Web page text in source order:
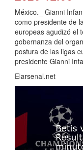
México._ Gianni
como presidente de
europeas agudizó el
gobernanza del
postura de las ligas
presidente Gianni
Elarsenal.net